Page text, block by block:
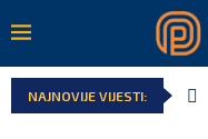
NAJNOVIJE VIJESTI: